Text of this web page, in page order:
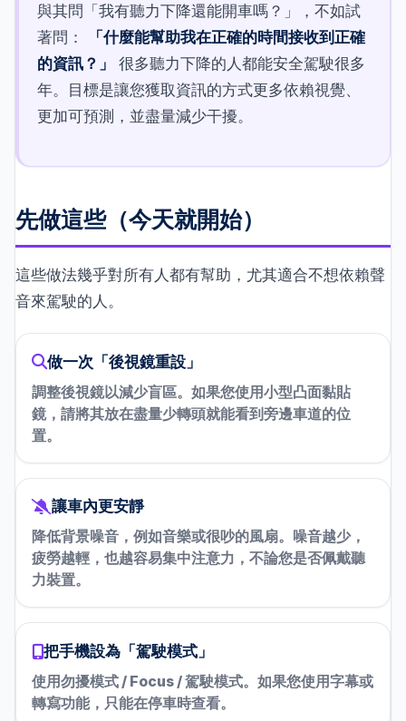
與其問「我有聽力下降還能開車嗎？」，不如試
著問：
「什麼能幫助我在正確的時間接收到正確
的資訊？」
很多聽力下降的人都能安全駕駛很多
年。目標是讓您獲取資訊的方式更多依賴視覺、
更加可預測，並盡量減少干擾。
先做這些（今天就開始）
這些做法幾乎對所有人都有幫助，尤其適合不想依賴聲
音來駕駛的人。
做一次「後視鏡重設」
調整後視鏡以減少盲區。如果您使用小型凸面黏貼
鏡，請將其放在盡量少轉頭就能看到旁邊車道的位
置。
讓車內更安靜
降低背景噪音，例如音樂或很吵的風扇。噪音越少，
疲勞越輕，也越容易集中注意力，不論您是否佩戴聽
力裝置。
把手機設為「駕駛模式」
使用勿擾模式 / Focus / 駕駛模式。如果您使用字幕或
轉寫功能，只能在停車時查看。